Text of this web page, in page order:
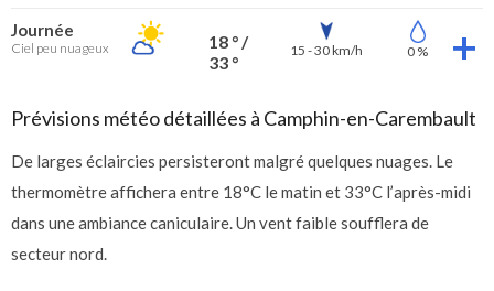
Journée
Ciel peu nuageux
18 ° /
33 °
15 - 30 km/h 0 %
Prévisions météo détaillées à Camphin-en-Carembault
De larges éclaircies persisteront malgré quelques nuages. Le
thermomètre affichera entre 18°C le matin et 33°C l’après-midi
dans une ambiance caniculaire. Un vent faible soufflera de
secteur nord.